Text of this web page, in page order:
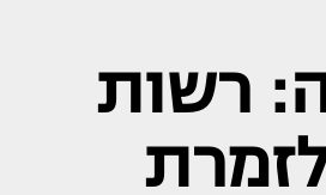
רשות